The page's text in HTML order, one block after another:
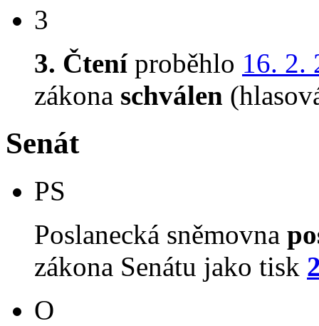
3
3. Čteníproběhlo 16. 2.
zákona schválen
Senát
PS
Poslanecká sněmovna
zákona Senátu jako tisk
O